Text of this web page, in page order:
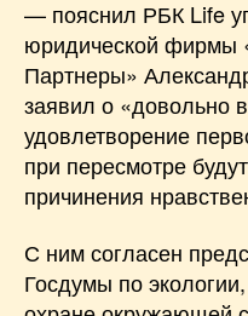
— пояснил РБК Life
юридической фирмы
Партнеры»
заявил о «довольно
удовлетворение
при пересмотре
причинения
С ним согласен
Госдумы по